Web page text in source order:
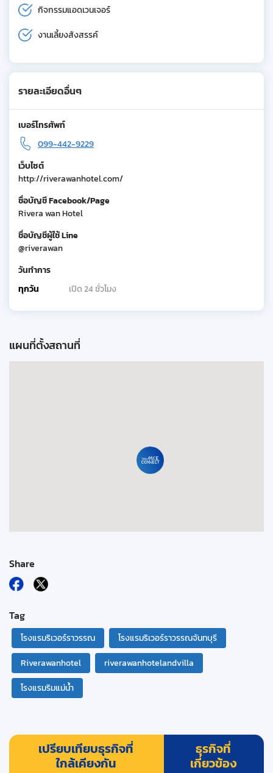
กิจกรรมแอดเวนเจอร์
งานเลี้ยงสังสรรค์
รายละเอียดอื่นๆ
เบอร์โทรศัพท์
099-442-9229
เว็บไซต์
http://riverawanhotel.com/
ชื่อบัญชี Facebook/Page
Rivera wan Hotel
ชื่อบัญชีผู้ใช้ Line
@riverawan
วันทำการ
ทุกวัน
เปิด 24 ชั่วโมง
แผนที่ตั้งสถานที่
Share
Tag
โรงแรมริเวอร์ราวรรณ
โรงแรมริเวอร์ราวรรณจันทบุรี
Riverawanhotel
riverawanhotelandvilla
โรงแรมริมแม่น้ำ
เปรียบเทียบธุรกิจที่
ใกล้เคียงกัน
ธุรกิจที่
เกี่ยวข้อง